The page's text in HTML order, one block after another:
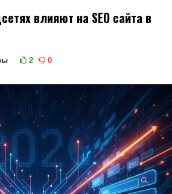
влияют на SEO сайта в
2 0